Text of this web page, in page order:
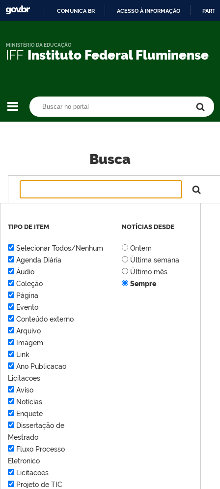
CONTEÚDO
COMUNICA BR ACESSO À INFORMAÇÃO
IFF Instituto Federal Fluminense
MINISTÉRIO DA EDUCAÇÃO
Busca
TIPO DE ITEM
Selecionar Todos/Nenhum
Agenda Diária
Áudio
Coleção
Página
Evento
Conteúdo externo
Arquivo
Imagem
Link
Ano Publicacao
Licitacoes
Aviso
Notícias
Enquete
Dissertação de
Mestrado
Fluxo Processo
Eletronico
Licitacoes
Projeto de TIC
NOTÍCIAS DESDE
Ontem
Última semana
Último mês
Sempre